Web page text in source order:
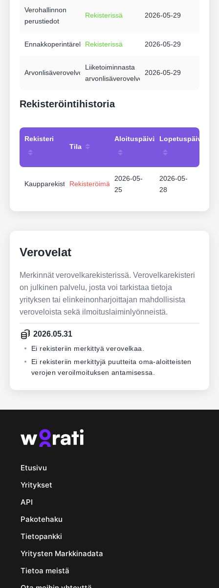
Verohallinnon
perustiedot
Rekisterissä 2026-05-29
EnnakkoperintärekisteriRekisterissä 2026-05-29
Arvonlisäverovelvollisuus
Liiketoiminnasta
arvonlisäverovelvollinen
2026-05-29
Rekisteröintihistoria
Rekisteri
Tila
Aloituspäivämäärä
KaupparekisteriRekisteröimätön
2026-05-
25
2026-05-
28
Verovelat
Merkinnät verovelkarekisterissä. Verovelkarekisteri
on julkinen palvelu, josta voi tarkistaa tietoja
yrityksen tai elinkeinonharjoittajan mahdollisista
veroveloista sekä ilmoituslaiminlyönneistä.
2026.05.31
Ei rekisteriin merkittyä verovelkaa.
Ei rekisteriin merkittyjä puutteita oma-aloitteisten
verojen veroilmoituksen antamisessa.
Etusivu
Yritykset
API
Pakotehaku
Tietopankki
Yritysten Markkinadata
Tietoa meistä